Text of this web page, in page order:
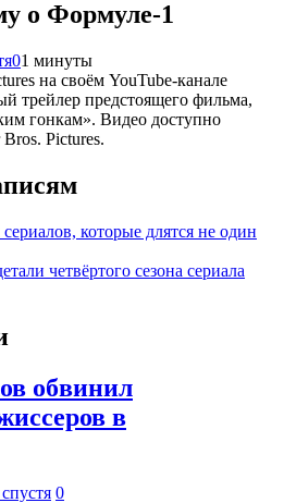
о Формуле-1
01 минуты
на своём YouTube-канале
трейлер предстоящего фильма,
гонкам». Видео доступно
Pictures.
которые длятся не один
четвёртого сезона сериала
обвинил
в
0